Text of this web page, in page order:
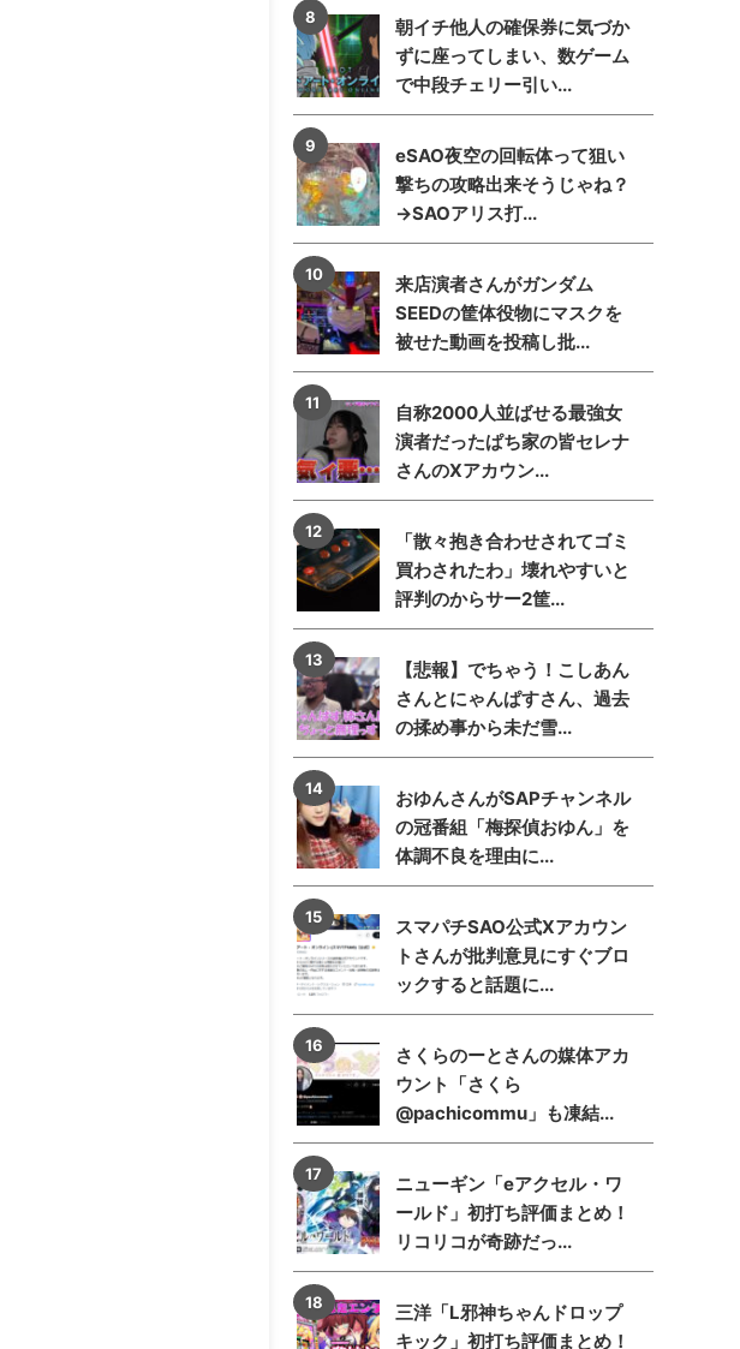
朝イチ他人の確保券に気づか
ずに座ってしまい、数ゲーム
で中段チェリー引い...
eSAO夜空の回転体って狙い
撃ちの攻略出来そうじゃね？
→SAOアリス打...
来店演者さんがガンダム
SEEDの筐体役物にマスクを
被せた動画を投稿し批...
自称2000人並ばせる最強女
演者だったぱち家の皆セレナ
さんのXアカウン...
「散々抱き合わせされてゴミ
買わされたわ」壊れやすいと
評判のからサー2筐...
【悲報】でちゃう！こしあん
さんとにゃんぱすさん、過去
の揉め事から未だ雪...
おゆんさんがSAPチャンネル
の冠番組「梅探偵おゆん」を
体調不良を理由に...
スマパチSAO公式Xアカウン
トさんが批判意見にすぐブロ
ックすると話題に...
さくらのーとさんの媒体アカ
ウント「さくら
@pachicommu」も凍結...
ニューギン「eアクセル・ワ
ールド」初打ち評価まとめ！
リコリコが奇跡だっ...
三洋「L邪神ちゃんドロップ
キック」初打ち評価まとめ！